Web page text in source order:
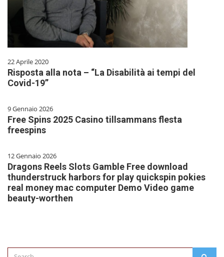
22 Aprile 2020
Risposta alla nota – “La Disabilità ai tempi del
Covid-19”
9 Gennaio 2026
Free Spins 2025 Casino tillsammans flesta
freespins
12 Gennaio 2026
Dragons Reels Slots Gamble Free download
thunderstruck harbors for play quickspin pokies
real money mac computer Demo Video game
beauty-worthen
Search